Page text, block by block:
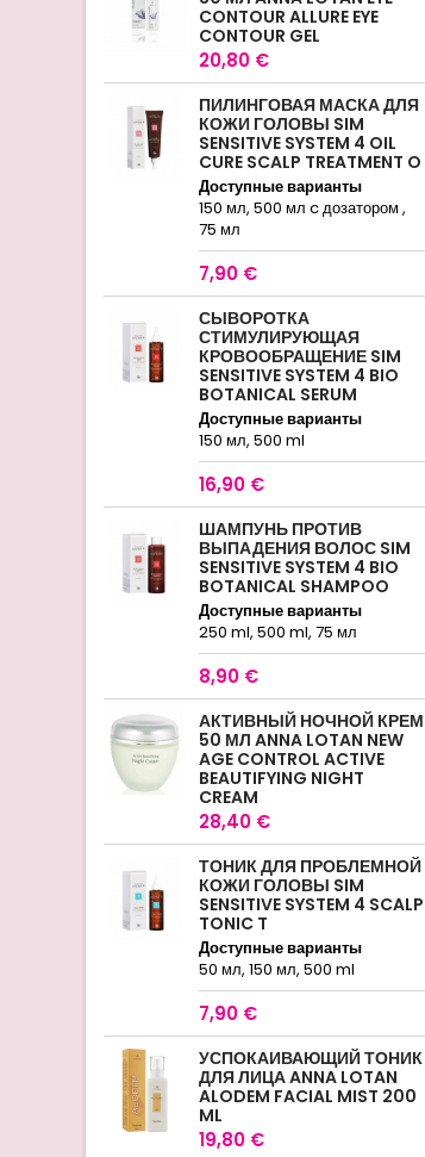
CONTOUR ALLURE EYE
CONTOUR GEL
20,80 €
ПИЛИНГОВАЯ МАСКА ДЛЯ
КОЖИ ГОЛОВЫ SIM
SENSITIVE SYSTEM 4 OIL
CURE SCALP TREATMENT O
Доступные варианты
150 мл, 500 мл c дозатором ,
75 мл
7,90 €
СЫВОРОТКА
СТИМУЛИРУЮЩАЯ
КРОВООБРАЩЕНИЕ SIM
SENSITIVE SYSTEM 4 BIO
BOTANICAL SERUM
Доступные варианты
150 мл, 500 ml
16,90 €
ШАМПУНЬ ПРОТИВ
ВЫПАДЕНИЯ ВОЛОС SIM
SENSITIVE SYSTEM 4 BIO
BOTANICAL SHAMPOO
Доступные варианты
250 ml, 500 ml, 75 мл
8,90 €
АКТИВНЫЙ НОЧНОЙ КРЕМ
50 МЛ ANNA LOTAN NEW
AGE CONTROL ACTIVE
BEAUTIFYING NIGHT
CREAM
28,40 €
ТОНИК ДЛЯ ПРОБЛЕМНОЙ
КОЖИ ГОЛОВЫ SIM
SENSITIVE SYSTEM 4 SCALP
TONIC T
Доступные варианты
50 мл, 150 мл, 500 ml
7,90 €
УСПОКАИВАЮЩИЙ ТОНИК
ДЛЯ ЛИЦА ANNA LOTAN
ALODEM FACIAL MIST 200
ML
19,80 €